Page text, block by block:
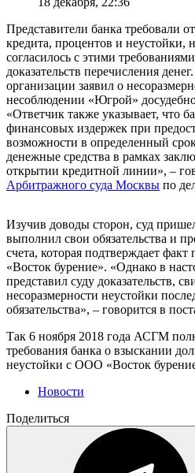
Представители банка требовали
кредита, процентов и неустойки,
согласилось с этими
доказательств перечисления
организации заявил о
несоблюдении «Югрой»
«Ответчик также указывает, что
финансовых издержек при
возможности в определенный
денежные средства в рамках
открытии кредитной линии», –
Арбитражного суда Москвы по
Изучив доводы сторон, суд
выполнил свои обязательства и
счета, которая подтверждает
«Восток бурение». «Однако в
представил суду доказательств,
несоразмерности неустойки
обязательства», – говорится в
Так 6 ноября 2018 года АСГМ
требования банка о взыскании
неустойки с ООО «Восток
Новости
Поделиться